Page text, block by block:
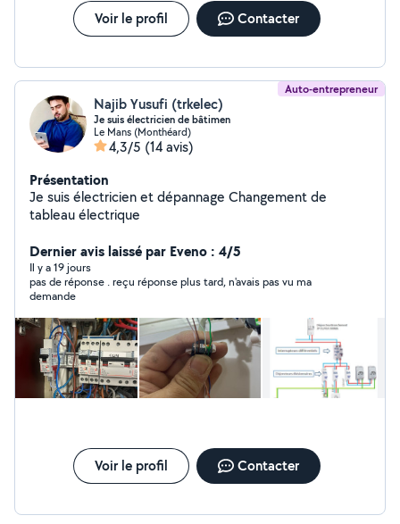
Voir le profil Contacter
Auto-entrepreneur
Najib Yusufi (trkelec)
Je suis électricien de bâtimen
Le Mans (Monthéard)
4,3/5 (14 avis)
Présentation
Je suis électricien et dépannage Changement de
tableau électrique
Dernier avis laissé par Eveno : 4/5
Il y a 19 jours
pas de réponse . reçu réponse plus tard, n'avais pas vu ma
demande
Voir le profil Contacter